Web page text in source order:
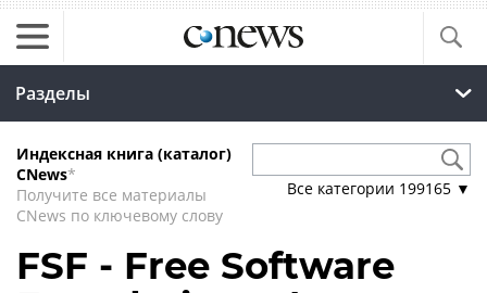
Разделы
Индексная книга (каталог)
CNews*
Получите все материалы
CNews по ключевому слову
Все категории 199165 ▼
FSF - Free Software